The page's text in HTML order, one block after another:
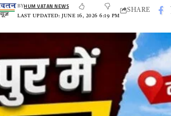
LAST UPDATED: JUNE 16, 2026 6:19 PM
BYHUM VATAN NEWS
SHARE